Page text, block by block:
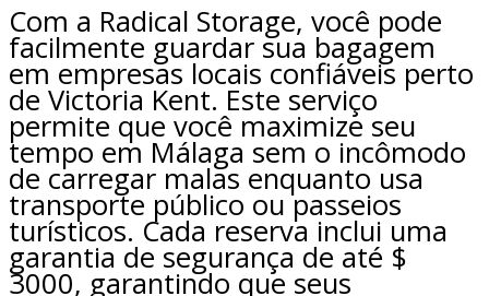
Com a Radical Storage, você pode
facilmente guardar sua bagagem
em empresas locais confiáveis perto
de Victoria Kent. Este serviço
permite que você maximize seu
tempo em Málaga sem o incômodo
de carregar malas enquanto usa
transporte público ou passeios
turísticos. Cada reserva inclui uma
garantia de segurança de até $
3000, garantindo que seus